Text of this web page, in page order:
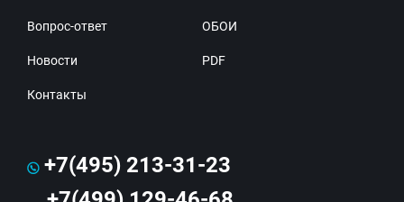
Вопрос-ответ
Новости
Контакты
ОБОИ
PDF
+7(495) 213-31-23